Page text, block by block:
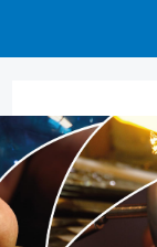
Exposant